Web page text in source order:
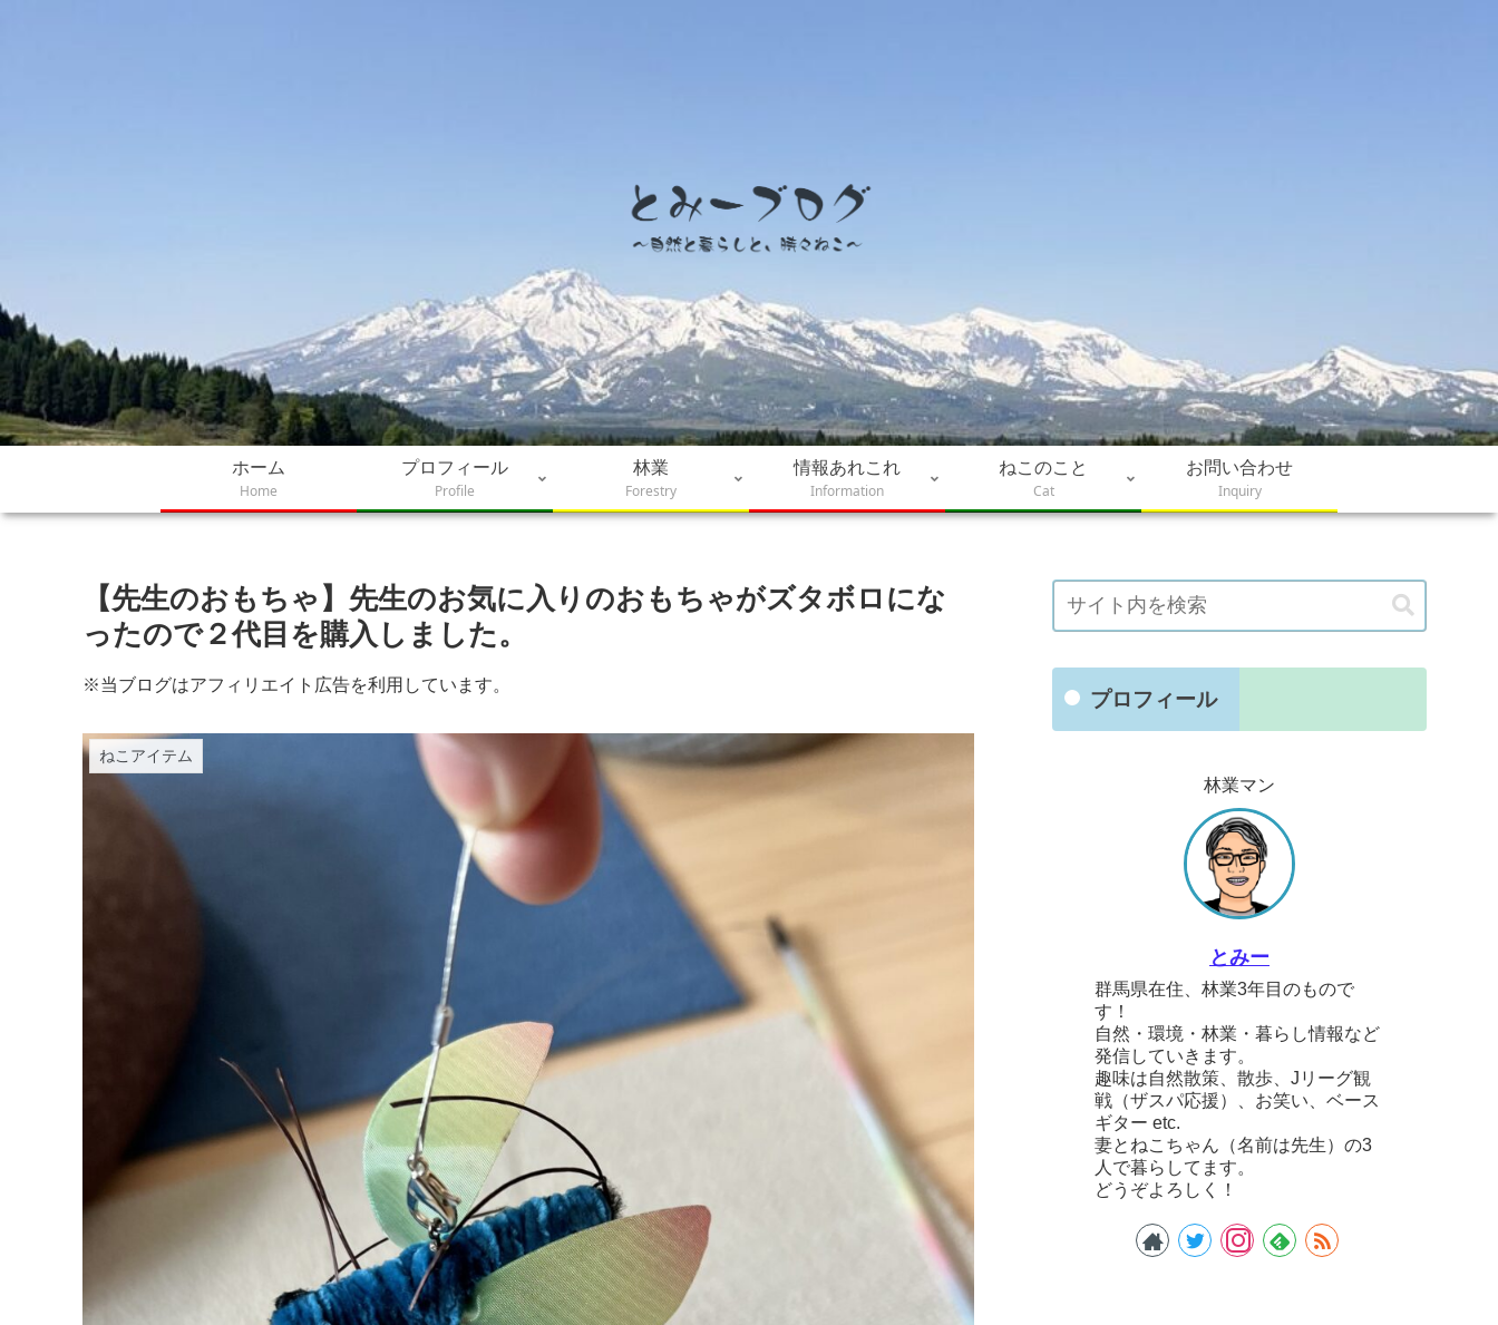
ホーム
Home
プロフィール
Profile
林業
Forestry
情報あれこれ
Information
ねこのこと
Cat
お問い合わせ
Inquiry
【先生のおもちゃ】先生のお気に入りのおもちゃがズタボロにな
ったので２代目を購入しました。
※当ブログはアフィリエイト広告を利用しています。
ねこアイテム
プロフィール
林業マン
とみー
群馬県在住、林業3年目のもので
す！
自然・環境・林業・暮らし情報など
発信していきます。
趣味は自然散策、散歩、Jリーグ観
戦（ザスパ応援）、お笑い、ベース
ギター etc.
妻とねこちゃん（名前は先生）の3
人で暮らしてます。
どうぞよろしく！